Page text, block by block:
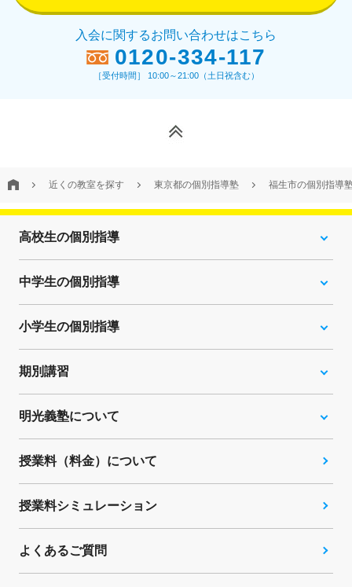
入会に関するお問い合わせはこちら
0120-334-117
［受付時間］ 10:00～21:00（土日祝含む）
近くの教室を探す 東京都の個別指導塾 福生市の個別指導
高校生の個別指導
中学生の個別指導
小学生の個別指導
期別講習
明光義塾について
授業料（料金）について
授業料シミュレーション
よくあるご質問